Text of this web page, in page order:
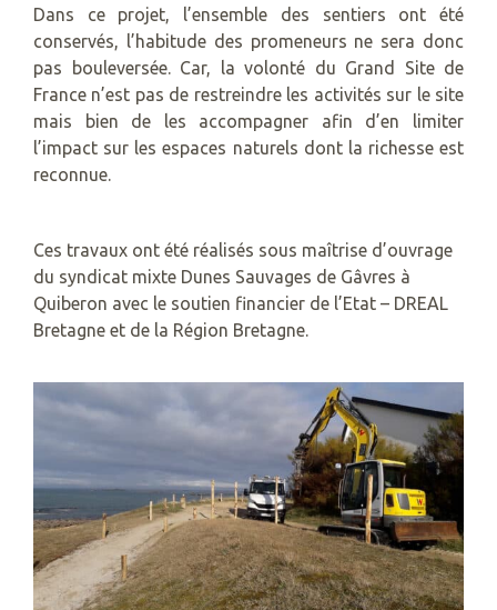
Dans ce projet, l’ensemble des sentiers ont été
conservés, l’habitude des promeneurs ne sera donc
pas bouleversée. Car, la volonté du Grand Site de
France n’est pas de restreindre les activités sur le site
mais bien de les accompagner afin d’en limiter
l’impact sur les espaces naturels dont la richesse est
reconnue.
Ces travaux ont été réalisés sous maîtrise d’ouvrage
du syndicat mixte Dunes Sauvages de Gâvres à
Quiberon avec le soutien financier de l’Etat – DREAL
Bretagne et de la Région Bretagne.